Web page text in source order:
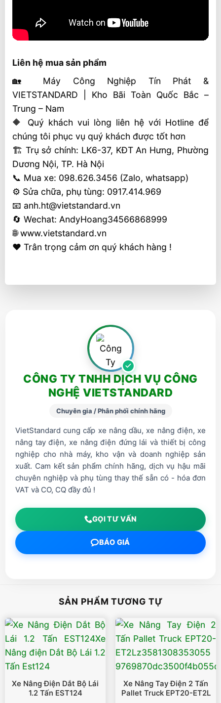
Liên hệ mua sản phẩm
🏡 Máy Công Nghiệp Tín Phát &
VIETSTANDARD | Kho Bãi Toàn Quốc Bắc –
Trung – Nam
🔶 Quý khách vui lòng liên hệ với Hotline để
chúng tôi phục vụ quý khách được tốt hơn
🏗 Trụ sở chính: LK6-37, KĐT An Hưng, Phường
Dương Nội, TP. Hà Nội
📞 Mua xe: 098.626.3456 (Zalo, whatsapp)
⚙️ Sửa chữa, phụ tùng: 0917.414.969
📧 anh.ht@vietstandard.vn
🔄 Wechat: AndyHoang34566868999
🌐 www.vietstandard.vn
❤️ Trân trọng cảm ơn quý khách hàng !
CÔNG TY TNHH DỊCH VỤ CÔNG
NGHỆ VIETSTANDARD
Chuyên gia / Phân phối chính hãng
VietStandard cung cấp xe nâng dầu, xe nâng điện, xe
nâng tay điện, xe nâng điện đứng lái và thiết bị công
nghiệp cho nhà máy, kho vận và doanh nghiệp sản
xuất. Cam kết sản phẩm chính hãng, dịch vụ hậu mãi
chuyên nghiệp và phụ tùng thay thế sẵn có - hóa đơn
VAT và CO, CQ đầy đủ !
GỌI TƯ VẤN
BÁO GIÁ
SẢN PHẨM TƯƠNG TỰ
Xe Nâng Điện Dắt Bộ Lái
1.2 Tấn EST124
Xe Nâng Tay Điện 2 Tấn
Pallet Truck EPT20-ET2L